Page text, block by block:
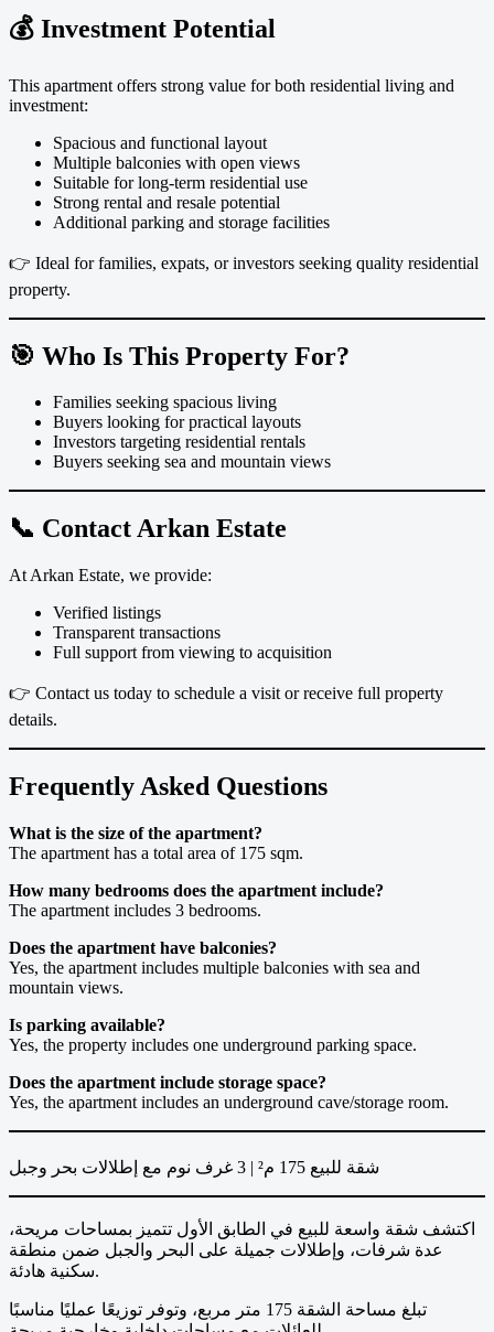
💰 Investment Potential
This apartment offers strong value for both residential living and
investment:
Spacious and functional layout
Multiple balconies with open views
Suitable for long-term residential use
Strong rental and resale potential
Additional parking and storage facilities
👉 Ideal for families, expats, or investors seeking quality residential
property.
🎯 Who Is This Property For?
Families seeking spacious living
Buyers looking for practical layouts
Investors targeting residential rentals
Buyers seeking sea and mountain views
📞 Contact Arkan Estate
At Arkan Estate, we provide:
Verified listings
Transparent transactions
Full support from viewing to acquisition
👉 Contact us today to schedule a visit or receive full property
details.
Frequently Asked Questions
What is the size of the apartment?
The apartment has a total area of 175 sqm.
How many bedrooms does the apartment include?
The apartment includes 3 bedrooms.
Does the apartment have balconies?
Yes, the apartment includes multiple balconies with sea and
mountain views.
Is parking available?
Yes, the property includes one underground parking space.
Does the apartment include storage space?
Yes, the apartment includes an underground cave/storage room.
شقة للبيع 175 م² | 3 غرف نوم مع إطلالات بحر وجبل
اكتشف شقة واسعة للبيع في الطابق الأول تتميز بمساحات مريحة،
عدة شرفات، وإطلالات جميلة على البحر والجبل ضمن منطقة
سكنية هادئة.
تبلغ مساحة الشقة 175 متر مربع، وتوفر توزيعًا عمليًا مناسبًا